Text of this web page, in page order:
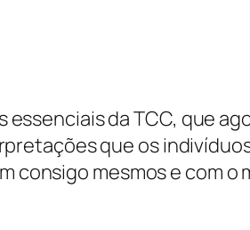
da TCC, que
que os
consigo mesmos e com o